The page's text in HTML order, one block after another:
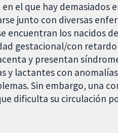
el que hay demasiados
junto con diversas
encuentran los nacidos
gestacional/con
y presentan
y lactantes con
Sin embargo, una
dificulta su circulación